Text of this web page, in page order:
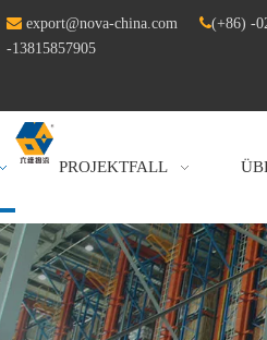
 export@nova-china.com (+86) -
-13815857905
PROJEKTFALL